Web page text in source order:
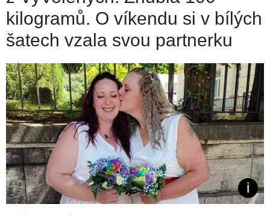
kilogramů. O víkendu si v bílých
šatech vzala svou partnerku